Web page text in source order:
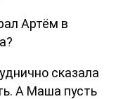
Артём в
сказала
А Маша пусть